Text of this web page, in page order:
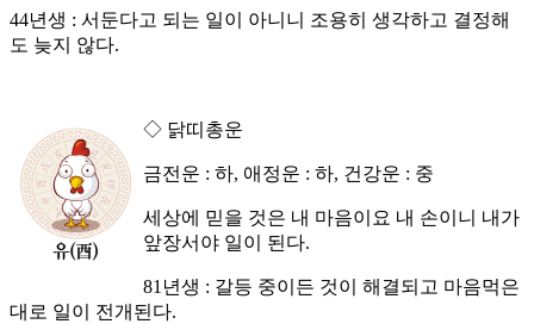
44년생 : 서둔다고 되는 일이 아니니 조용히 생각하고 결정해
도 늦지 않다.
◇ 닭띠총운
금전운 : 하, 애정운 : 하, 건강운 : 중
세상에 믿을 것은 내 마음이요 내 손이니 내가
앞장서야 일이 된다.
81년생 : 갈등 중이든 것이 해결되고 마음먹은
대로 일이 전개된다.